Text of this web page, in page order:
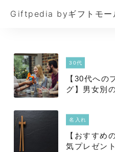
Giftpedia byギフトモー
30代
【30代への
グ】男女別
名入れ
【おすすめ
気プレゼン